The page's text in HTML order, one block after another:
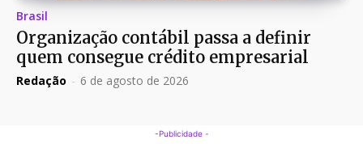
Brasil
Organização contábil passa a definir
quem consegue crédito empresarial
Redação - 6 de agosto de 2026
-Publicidade -